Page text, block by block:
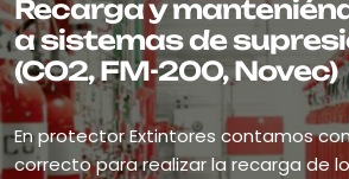
Recarga y
a sistemas de
(CO2, FM-200, Novec)
En protector Extintores contamos
correcto para realizar la recarga de